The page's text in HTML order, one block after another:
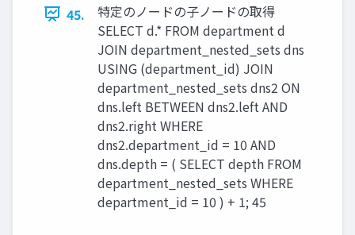
45.
特定のノードの子ノードの取得
SELECT d.* FROM department d
JOIN department_nested_sets dns
USING (department_id) JOIN
department_nested_sets dns2 ON
dns.left BETWEEN dns2.left AND
dns2.right WHERE
dns2.department_id = 10 AND
dns.depth = ( SELECT depth FROM
department_nested_sets WHERE
department_id = 10 ) + 1; 45